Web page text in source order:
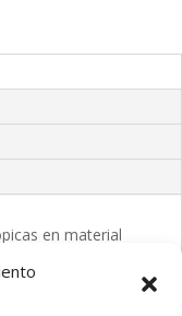
en material
de doble
combinación